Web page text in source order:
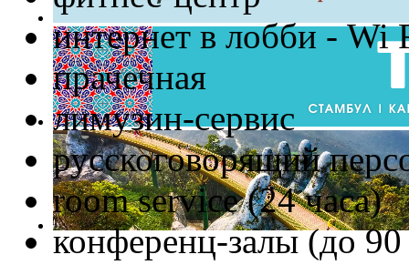
интернет в лобби - Wi
прачечная
лимузин-сервис
русскоговорящий
room service (24 часа)
конференц-залы (до 90